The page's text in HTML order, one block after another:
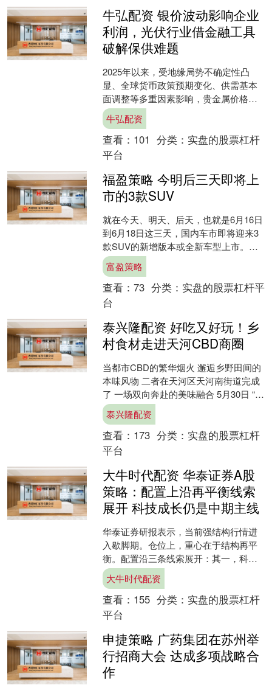
牛弘配资 银价波动影响企业
利润，光伏行业借金融工具
破解保供难题
2025年以来，受地缘局势不确定性凸
显、全球货币政策预期变化、供需基本
面调整等多重因素影响，贵金属价格剧
烈波动。其中，白银价格波动率创历史
新高，对众多工业用银企....
牛弘配资
查看： 101 分类： 实盘的股票杠杆
平台
福盈策略 今明后三天即将上
市的3款SUV
就在今天、明天、后天，也就是6月16日
到6月18日这三天，国内车市即将迎来3
款SUV的新增版本或全新车型上市。近
期有想购买SUV的车友们可以一起来了
解一下： 6....
富盈策略
查看： 73 分类： 实盘的股票杠杆平
台
泰兴隆配资 好吃又好玩！乡
村食材走进天河CBD商圈
当都市CBD的繁华烟火 邂逅乡野田间的
本味风物 二者在天河区天河南街道完成
了 一场双向奔赴的美味融合 5月30日 “寻
味百千万 相聚天河南”系列美食文化活动
在....
泰兴隆配资
查看： 173 分类： 实盘的股票杠杆
平台
大牛时代配资 华泰证券A股
策略：配置上沿再平衡线索
展开 科技成长仍是中期主线
华泰证券研报表示，当前强结构行情进
入歇脚期。仓位上，重心在于结构再平
衡。配置沿三条线索展开：其一，科技
成长仍是中期主线，AI算力链产业趋势
并未被破坏，其中，海外....
大牛时代配资
查看： 155 分类： 实盘的股票杠杆
平台
申捷策略 广药集团在苏州举
行招商大会 达成多项战略合
作